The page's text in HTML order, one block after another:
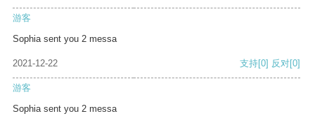
游客
Sophia sent you 2 messa
2021-12-22 支持[0] 反对[0]
游客
Sophia sent you 2 messa